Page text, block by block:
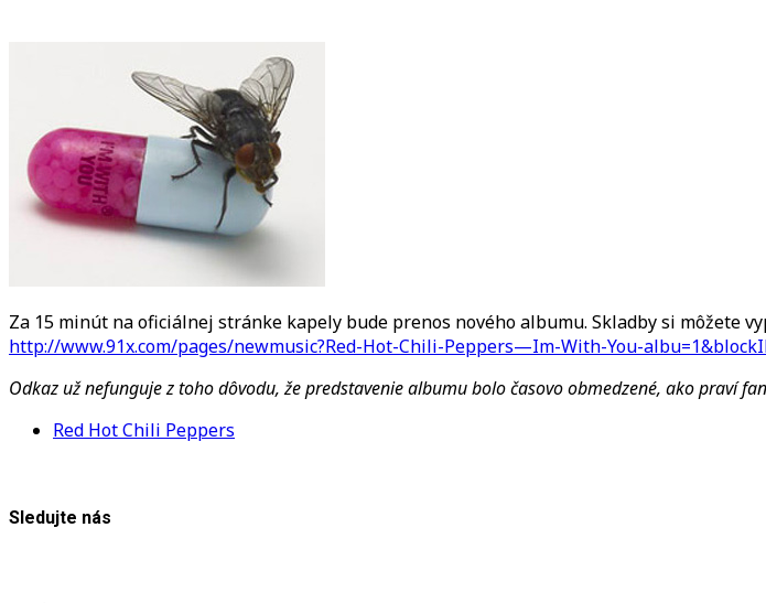
Za 15 minút na oficiálnej stránke kapely bude prenos nového albumu. Skladby si môžete
http://www.91x.com/pages/newmusic?Red-Hot-Chili-Peppers—Im-With-You-
Odkaz už nefunguje z toho dôvodu, že predstavenie albumu bolo časovo obmedzené, ako praví
Red Hot Chili Peppers
Sledujte nás